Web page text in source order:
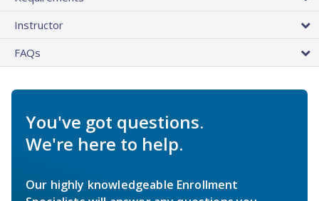
Instructor
FAQs
You've got questions.
We're here to help.
Our highly knowledgeable Enrollment